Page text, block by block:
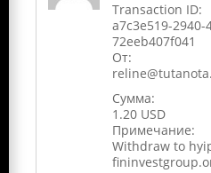
Transaction ID:
a7c3e519-2940-
72eeb407f041
От:
Сумма:
1.20 USD
Примечание:
Withdraw to